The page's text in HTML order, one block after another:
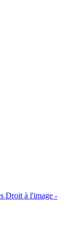
Droit à l'image -